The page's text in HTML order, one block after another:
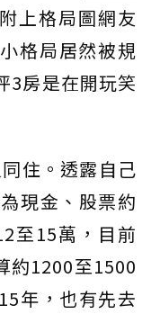
上格局圖網友
格局居然被規
3房是在開玩笑
住。透露自己
現金、股票約
至15萬，目前
約1200至1500
年，也有先去